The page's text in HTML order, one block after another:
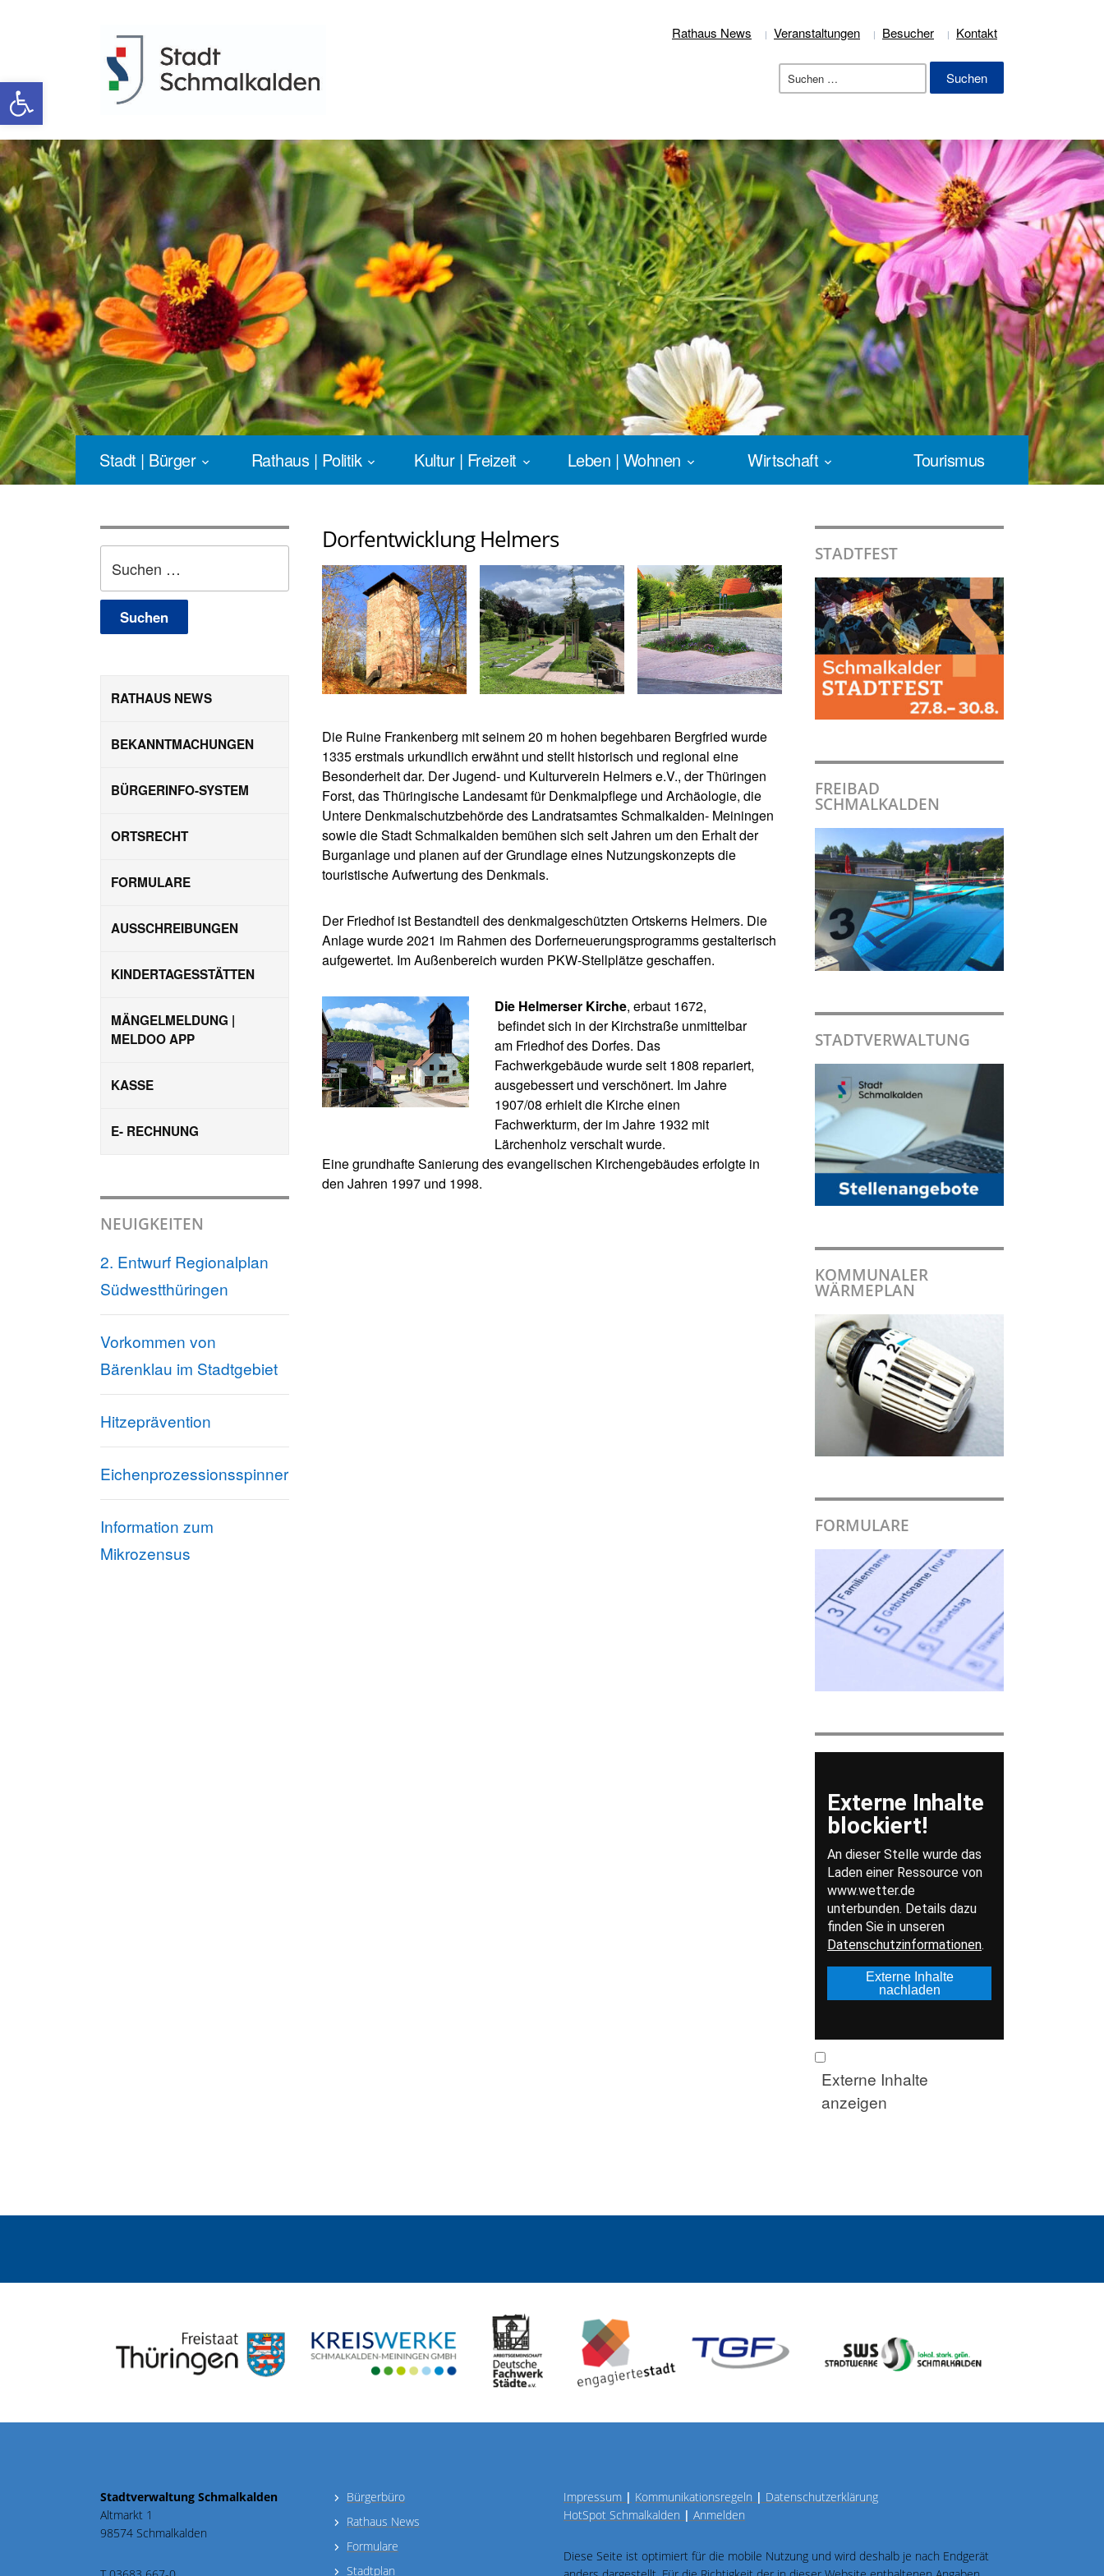
Werkzeugleiste öffnen
Rathaus News Veranstaltungen Besucher Kontakt
Suchen
nach:
Stadt | Bürger Rathaus | Politik Kultur | Freizeit Leben | Wohnen Wirtschaft Tourismus
nach:
RATHAUS NEWS
BEKANNTMACHUNGEN
BÜRGERINFO-SYSTEM
ORTSRECHT
FORMULARE
AUSSCHREIBUNGEN
KINDERTAGESSTÄTTEN
MÄNGELMELDUNG |
MELDOO APP
KASSE
E- RECHNUNG
NEUIGKEITEN
2. Entwurf Regionalplan
Südwestthüringen
Vorkommen von
Bärenklau im Stadtgebiet
Hitzeprävention
Eichenprozessionsspinner
Information zum
Mikrozensus
Dorfentwicklung Helmers
Die Ruine Frankenberg mit seinem 20 m hohen begehbaren Bergfried wurde
1335 erstmals urkundlich erwähnt und stellt historisch und regional eine
Besonderheit dar. Der Jugend- und Kulturverein Helmers e.V., der Thüringen
Forst, das Thüringische Landesamt für Denkmalpflege und Archäologie, die
Untere Denkmalschutzbehörde des Landratsamtes Schmalkalden- Meiningen
sowie die Stadt Schmalkalden bemühen sich seit Jahren um den Erhalt der
Burganlage und planen auf der Grundlage eines Nutzungskonzepts die
touristische Aufwertung des Denkmals.
Der Friedhof ist Bestandteil des denkmalgeschützten Ortskerns Helmers. Die
Anlage wurde 2021 im Rahmen des Dorferneuerungsprogramms gestalterisch
aufgewertet. Im Außenbereich wurden PKW-Stellplätze geschaffen.
Die Helmerser Kirche, erbaut 1672,
befindet sich in der Kirchstraße unmittelbar
am Friedhof des Dorfes. Das
Fachwerkgebäude wurde seit 1808 repariert,
ausgebessert und verschönert. Im Jahre
1907/08 erhielt die Kirche einen
Fachwerkturm, der im Jahre 1932 mit
Lärchenholz verschalt wurde.
Eine grundhafte Sanierung des evangelischen Kirchengebäudes erfolgte in
den Jahren 1997 und 1998.
STADTFEST
FREIBAD
SCHMALKALDEN
STADTVERWALTUNG
KOMMUNALER
WÄRMEPLAN
FORMULARE
Externe Inhalte
anzeigen
Stadtverwaltung Schmalkalden
Altmarkt 1
98574 Schmalkalden
Bürgerbüro
Rathaus News
Formulare
Stadtplan
Impressum | Kommunikationsregeln | Datenschutzerklärung
HotSpot Schmalkalden | Anmelden
Diese Seite ist optimiert für die mobile Nutzung und wird deshalb je nach Endgerät